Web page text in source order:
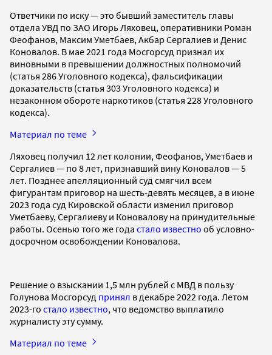
Ответчики по иску — это бывший заместитель главы
отдела УВД по ЗАО Игорь Ляховец, оперативники Роман
Феофанов, Максим Уметбаев, Акбар Сергалиев и Денис
Коновалов. В мае 2021 года Мосгорсуд признал их
виновными в превышении должностных полномочий
(статья 286 Уголовного кодекса), фальсификации
доказательств (статья 303 Уголовного кодекса) и
незаконном обороте наркотиков (статья 228 Уголовного
кодекса).
Материал по теме
Ляховец получил 12 лет колонии, Феофанов, Уметбаев и
Сергалиев — по 8 лет, признавший вину Коновалов — 5
лет. Позднее апелляционный суд смягчил всем
фигурантам приговор на шесть-девять месяцев, а в июне
2023 года суд Кировской области изменил приговор
Уметбаеву, Сергалиеву и Коновалову на принудительные
работы. Осенью того же года стало известно об условно-
досрочном освобождении Коновалова.
Решение о взыскании 1,5 млн рублей с МВД в пользу
Голунова Мосгорсуд принял в декабре 2022 года. Летом
2023-го стало известно, что ведомство выплатило
журналисту эту сумму.
Материал по теме